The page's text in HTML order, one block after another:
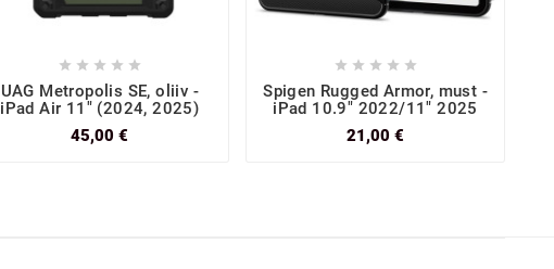
    
UAG Metropolis SE, oliiv -
iPad Air 11" (2024, 2025)
45,00 €
    
Spigen Rugged Armor, must -
iPad 10.9" 2022/11" 2025
21,00 €